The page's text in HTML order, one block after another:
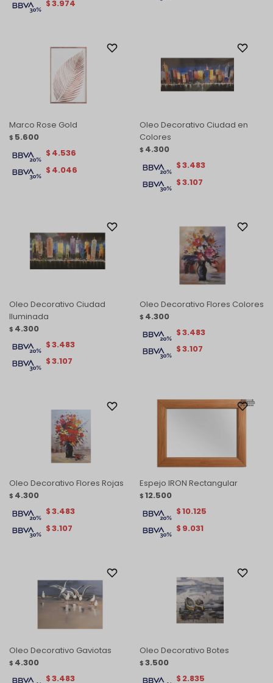
$3.974
Marco Rose Gold
$ 5.600
$ 4.046
$ 4.536
Oleo Decorativo Ciudad en
Colores
$ 4.300
$3.107
$3.483
Oleo Decorativo Ciudad
Iluminada
$ 4.300
$3.107
$3.483
Oleo Decorativo Flores Colores
$ 4.300
$3.107
$3.483
Oleo Decorativo Flores Rojas
$ 4.300
$3.107
$3.483
Espejo IRON Rectangular
$ 12.500
$ 9.031
$10.125
Oleo Decorativo Gaviotas
$ 4.300
$3.483
Oleo Decorativo Botes
$ 3.500
$ 2.835